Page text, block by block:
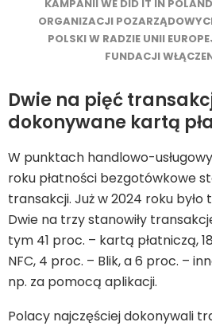
KAMPANII WE DID IT IN
ORGANIZACJI
POLSKI W RADZIE UNII
FUNDACJI
Dwie na pięć
dokonywane kartą
W punktach handlowo-
roku płatności bezgotówkowe
transakcji. Już w 2024 roku było
Dwie na trzy stanowiły
tym 41 proc. – kartą płatniczą,
NFC, 4 proc. – Blik, a 6 proc. –
np. za pomocą aplikacji.
Polacy najczęściej dokonywali